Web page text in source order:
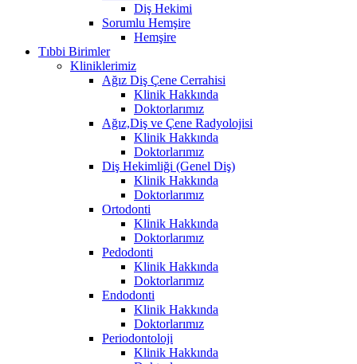
Diş Hekimi
Sorumlu Hemşire
Hemşire
Tıbbi Birimler
Kliniklerimiz
Ağız Diş Çene Cerrahisi
Klinik Hakkında
Doktorlarımız
Ağız,Diş ve Çene Radyolojisi
Klinik Hakkında
Doktorlarımız
Diş Hekimliği (Genel Diş)
Klinik Hakkında
Doktorlarımız
Ortodonti
Klinik Hakkında
Doktorlarımız
Pedodonti
Klinik Hakkında
Doktorlarımız
Endodonti
Klinik Hakkında
Doktorlarımız
Periodontoloji
Klinik Hakkında